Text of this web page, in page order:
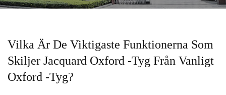
Vilka Är De Viktigaste Funktionerna Som
Skiljer Jacquard Oxford -tyg Från Vanligt
Oxford -tyg?